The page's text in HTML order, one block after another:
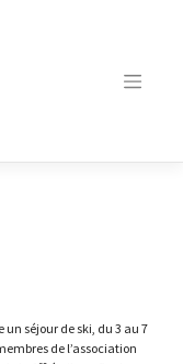
un séjour de ski, du 3 au 7
de l’association